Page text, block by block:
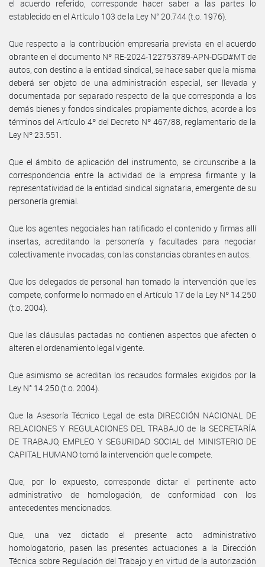
el acuerdo referido, corresponde hacer saber a las partes lo
establecido en el Artículo 103 de la Ley N° 20.744 (t.o. 1976).
Que respecto a la contribución empresaria prevista en el acuerdo
obrante en el documento Nº RE-2024-122753789-APN-DGD#MT de
autos, con destino a la entidad sindical, se hace saber que la misma
deberá ser objeto de una administración especial, ser llevada y
documentada por separado respecto de la que corresponda a los
demás bienes y fondos sindicales propiamente dichos, acorde a los
términos del Artículo 4º del Decreto Nº 467/88, reglamentario de la
Ley Nº 23.551.
Que el ámbito de aplicación del instrumento, se circunscribe a la
correspondencia entre la actividad de la empresa firmante y la
representatividad de la entidad sindical signataria, emergente de su
personería gremial.
Que los agentes negociales han ratificado el contenido y firmas allí
insertas, acreditando la personería y facultades para negociar
colectivamente invocadas, con las constancias obrantes en autos.
Que los delegados de personal han tomado la intervención que les
compete, conforme lo normado en el Artículo 17 de la Ley Nº 14.250
(t.o. 2004).
Que las cláusulas pactadas no contienen aspectos que afecten o
alteren el ordenamiento legal vigente.
Que asimismo se acreditan los recaudos formales exigidos por la
Ley N° 14.250 (t.o. 2004).
Que la Asesoría Técnico Legal de esta DIRECCIÓN NACIONAL DE
RELACIONES Y REGULACIONES DEL TRABAJO de la SECRETARÍA
DE TRABAJO, EMPLEO Y SEGURIDAD SOCIAL del MINISTERIO DE
CAPITAL HUMANO tomó la intervención que le compete.
Que, por lo expuesto, corresponde dictar el pertinente acto
administrativo de homologación, de conformidad con los
antecedentes mencionados.
Que, una vez dictado el presente acto administrativo
homologatorio, pasen las presentes actuaciones a la Dirección
Técnica sobre Regulación del Trabajo y en virtud de la autorización